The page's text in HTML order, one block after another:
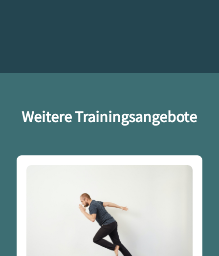
Weitere Trainingsangebote